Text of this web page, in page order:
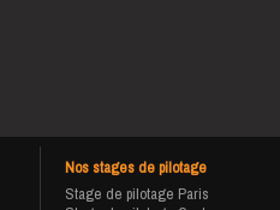
Nos stages de pilotage
Stage de pilotage Paris